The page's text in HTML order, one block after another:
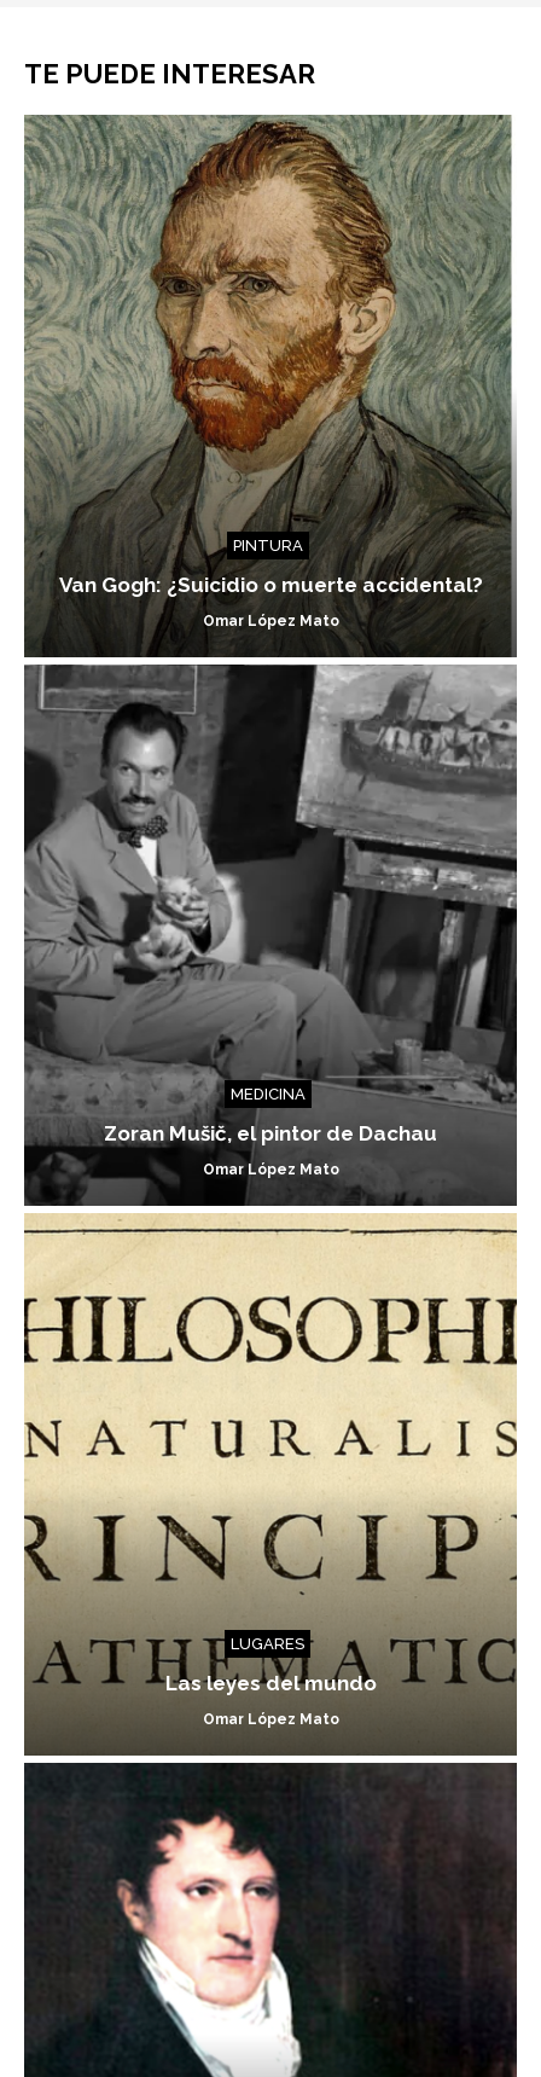
TE PUEDE INTERESAR
PINTURA
Van Gogh: ¿Suicidio o muerte accidental?
Omar López Mato
MEDICINA
Zoran Mušič, el pintor de Dachau
Omar López Mato
LUGARES
Las leyes del mundo
Omar López Mato